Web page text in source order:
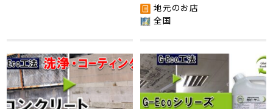
地元のお店
全国